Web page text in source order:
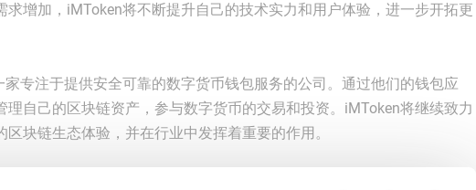
求增加，iMToken将不断提升自己的技术实力和用户体验，进一步开拓更
专注于提供安全可靠的数字货币钱包服务的公司。通过他们的钱包应
理自己的区块链资产，参与数字货币的交易和投资。iMToken将继续致力
块链生态体验，并在行业中发挥着重要的作用。